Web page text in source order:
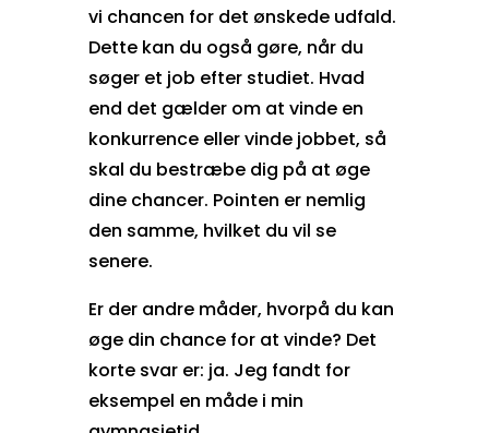
vi chancen for det ønskede udfald.
Dette kan du også gøre, når du
søger et job efter studiet. Hvad
end det gælder om at vinde en
konkurrence eller vinde jobbet, så
skal du bestræbe dig på at øge
dine chancer. Pointen er nemlig
den samme, hvilket du vil se
senere.
Er der andre måder, hvorpå du kan
øge din chance for at vinde? Det
korte svar er: ja. Jeg fandt for
eksempel en måde i min